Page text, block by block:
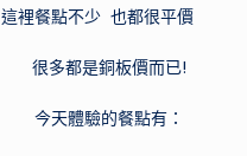
這裡餐點不少 也都很平價
很多都是銅板價而已!
今天體驗的餐點有：